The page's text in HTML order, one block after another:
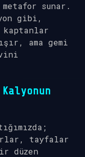
sunar.
gibi,
ama gemi
tayfalar
düzen